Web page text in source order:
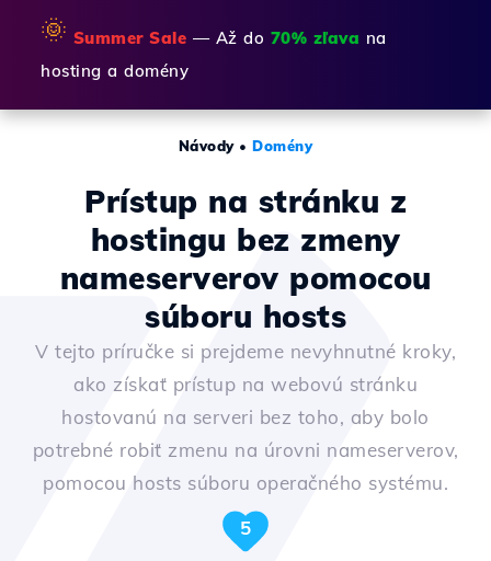
🌞 Summer Sale — Až do 70% zľava na
hosting a domény
Návody•Domény
Prístup na stránku z
hostingu bez zmeny
nameserverov pomocou
súboru hosts
V tejto príručke si prejdeme nevyhnutné kroky,
ako získať prístup na webovú stránku
hostovanú na serveri bez toho, aby bolo
potrebné robiť zmenu na úrovni nameserverov,
pomocou hosts súboru operačného systému.
5